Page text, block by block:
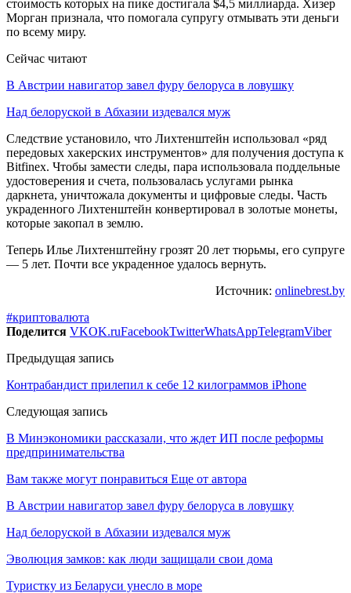
стоимость которых на пике достигала $4,5 миллиарда. Хизер
Морган признала, что помогала супругу отмывать эти деньги
по всему миру.
Сейчас читают
В Австрии навигатор завел фуру белоруса в ловушку
Над белоруской в Абхазии издевался муж
Следствие установило, что Лихтенштейн использовал «ряд
передовых хакерских инструментов» для получения доступа к
Bitfinex. Чтобы замести следы, пара использовала поддельные
удостоверения и счета, пользовалась услугами рынка
даркнета, уничтожала документы и цифровые следы. Часть
украденного Лихтенштейн конвертировал в золотые монеты,
которые закопал в землю.
Теперь Илье Лихтенштейну грозят 20 лет тюрьмы, его супруге
— 5 лет. Почти все украденное удалось вернуть.
Источник: onlinebrest.by
#криптовалюта
Поделится VKOK.ruFacebookTwitterWhatsAppTelegramViber
Предыдущая запись
Контрабандист прилепил к себе 12 килограммов iPhone
Следующая запись
В Минэкономики рассказали, что ждет ИП после реформы
предпринимательства
Вам также могут понравиться Еще от автора
В Австрии навигатор завел фуру белоруса в ловушку
Над белоруской в Абхазии издевался муж
Эволюция замков: как люди защищали свои дома
Туристку из Беларуси унесло в море